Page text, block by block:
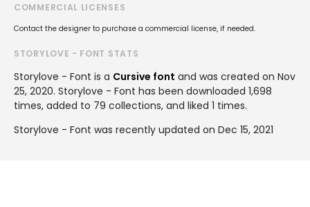
COMMERCIAL LICENSES
Contact the designer to purchase a commercial license, if needed.
STORYLOVE - FONT STATS
Storylove - Font is a Cursive font and was created on Nov
25, 2020. Storylove - Font has been downloaded 1,698
times, added to 79 collections, and liked 1 times.
Storylove - Font was recently updated on Dec 15, 2021